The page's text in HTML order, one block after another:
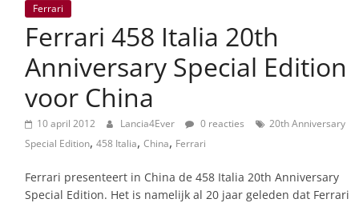
Italiaans
autonieuws
lifestyle
Ferrari
Ferrari 458 Italia 20th
Anniversary Special Edition
voor China
10 april 2012 Lancia4Ever 0 reacties
20th Anniversary
Special Edition, 458 Italia, China, Ferrari
Ferrari presenteert in China de 458 Italia 20th Anniversary
Special Edition. Het is namelijk al 20 jaar geleden dat Ferrari